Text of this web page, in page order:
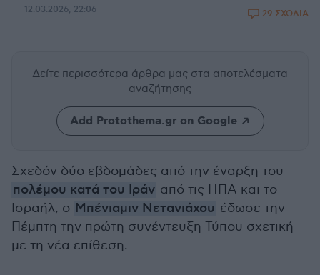
12.03.2026, 22:06 29 ΣΧΟΛΙΑ
Δείτε περισσότερα άρθρα μας στα αποτελέσματα
αναζήτησης
Add Protothema.gr on Google
Σχεδόν δύο εβδομάδες από την έναρξη του
πολέμου κατά του Ιράν από τις ΗΠΑ και το
Ισραήλ, ο Μπένιαμιν Νετανιάχου έδωσε την
Πέμπτη την πρώτη συνέντευξη Τύπου σχετική
με τη νέα επίθεση.